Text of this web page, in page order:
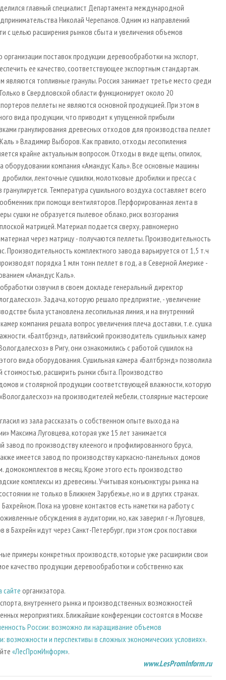
главный специалист Департамента международной
Николай Черепанов. Одним из направлений
с целью расширения рынков сбыта и увеличения объемов
поставок продукции деревообработки на экспорт,
ее качество, соответствующее экспортным стандартам.
топливные гранулы. Россия занимает третье место среди
в Свердловской области функционирует около 20
пеллеты не являются основной продукцией. При этом в
вида продукции, что приводит к упущенной прибыли
гранулирования древесных отходов для производства пеллет
» Владимир Выборов. Как правило, отходы лесопиления
крайне актуальным вопросом. Отходы в виде щепы, опилок,
компания «Амандус Каль». Все основные машины
ленточные сушилки, молотковые дробилки и пресса с
Температура сушильного воздуха составляет всего
при помощи вентиляторов. Перфорированная лента в
сушки не образуется пылевое облако, риск возгорания
матрицей. Материал подается сверху, равномерно
через матрицу - получаются пеллеты. Производительность
Производительность комплектного завода варьируется от 1,5 т.ч
порядка 1 млн тонн пеллет в год, а в Северной Америке -
«Амандус Каль».
озвучил в своем докладе генеральный директор
Задача, которую решало предприятие, - увеличение
была установлена лесопильная линия, и на внутренний
компания решала вопрос увеличения плеча доставки, т.е. сушка
«Балтбрэнд»,латвийский производитель сушильных камер
в Ригу, они ознакомились с работой сушилок на
вида оборудования. Сушильная камера «Балтбрэнд» позволила
расширить рынки сбыта. Производство
и столярной продукции соответствующей влажности, которую
на производителей мебели, столярные мастерские
из зала рассказать о собственном опыте выхода на
Максима Луговцева, которая уже 15 лет занимается
по производству клееного и профилированного бруса,
имеется завод по производству каркасно-панельных домов
в месяц. Кроме этого есть производство
комплексы из древесины. Учитывая конъюнктуры рынка на
не только в Ближнем Зарубежье, но и в других странах.
Пока на уровне контактов есть наметки на работу с
обсуждения в аудитории, но, как заверил г-н Луговцев,
Бахрейн идут через Санкт-Петербург, при этом срок поставки
примеры конкретных производств, которые уже расширили свои
качество продукции деревообработки и собственно как
сайте организатора.
внутреннего рынка и производственных возможностей
мероприятиях. Ближайшие конференции состоятся в Москве
России: возможно ли наращивание объемов
возможности и перспективы в сложных экономических условиях».
«ЛесПромИнформ».
www.LesPromInform.ru